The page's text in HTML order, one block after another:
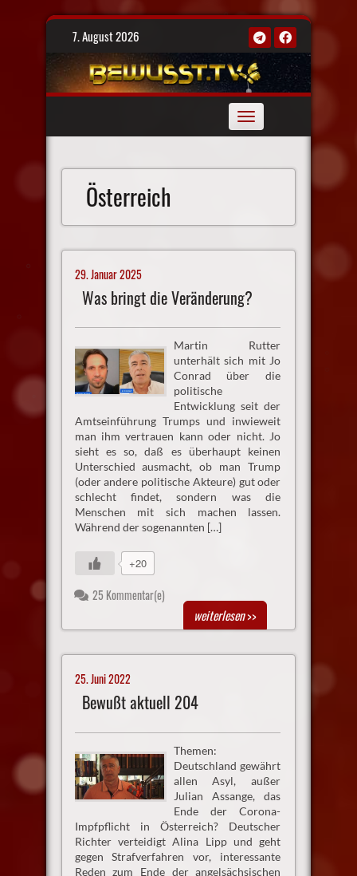
Skip
7. August 2026
Toggle
navigation
Österreich
29. Januar 2025
Was bringt die Veränderung?
Martin Rutter
unterhält sich mit Jo
Conrad über die
politische
Entwicklung seit der
Amtseinführung Trumps und inwieweit
man ihm vertrauen kann oder nicht. Jo
sieht es so, daß es überhaupt keinen
Unterschied ausmacht, ob man Trump
(oder andere politische Akteure) gut oder
schlecht findet, sondern was die
Menschen mit sich machen lassen.
Während der sogenannten […]
+20
25 Kommentar(e)
weiterlesen>>
25. Juni 2022
Bewußt aktuell 204
Themen:
Deutschland gewährt
allen Asyl, außer
Julian Assange, das
Ende der Corona-
Impfpflicht in Österreich? Deutscher
Richter verteidigt Alina Lipp und geht
gegen Strafverfahren vor, interessante
Reden zum Ende der angelsächsischen